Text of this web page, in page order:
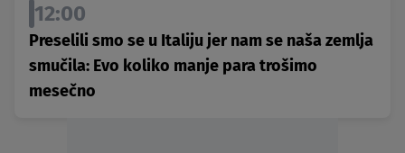
12:00
Preselili smo se u Italiju jer nam se naša zemlja
smučila: Evo koliko manje para trošimo
mesečno